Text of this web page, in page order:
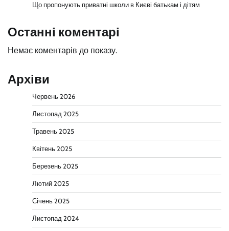
Що пропонують приватні школи в Києві батькам і дітям
Останні коментарі
Немає коментарів до показу.
Архіви
Червень 2026
Листопад 2025
Травень 2025
Квітень 2025
Березень 2025
Лютий 2025
Січень 2025
Листопад 2024